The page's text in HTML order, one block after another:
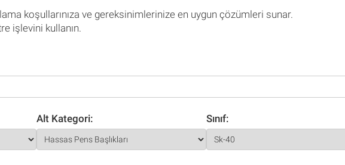
koşullarınıza ve gereksinimlerinize en uygun çözümleri sunar.
işlevini kullanın.
Alt Kategori: Sınıf: